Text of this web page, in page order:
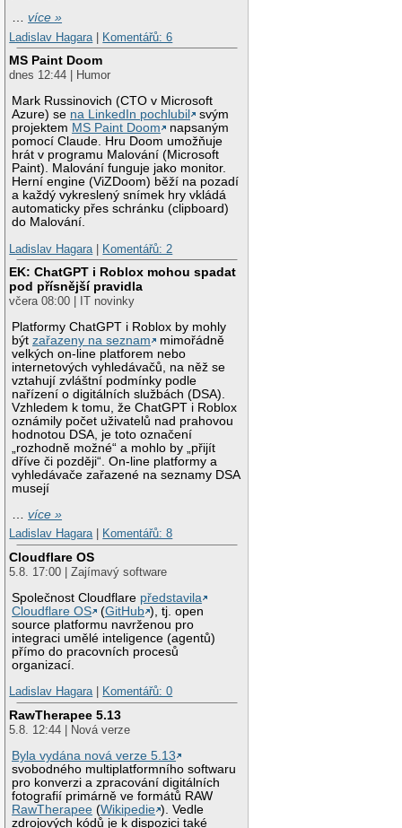
…více »
Ladislav Hagara
Komentářů: 6
MS Paint Doom
dnes 12:44 | Humor
Mark Russinovich (CTO v Microsoft
Azure) se na LinkedIn pochlubil
svým
projektem MS Paint Doom
napsaným
pomocí Claude. Hru Doom umožňuje
hrát v programu Malování (Microsoft
Paint). Malování funguje jako monitor.
Herní engine (ViZDoom) běží na pozadí
a každý vykreslený snímek hry vkládá
automaticky přes schránku (clipboard)
do Malování.
Ladislav Hagara
Komentářů: 2
EK: ChatGPT i Roblox mohou spadat
pod přísnější pravidla
včera 08:00 | IT novinky
Platformy ChatGPT i Roblox by mohly
býtzařazeny na seznam
mimořádně
velkých on-line platforem nebo
internetových vyhledávačů, na něž se
vztahují zvláštní podmínky podle
nařízení o digitálních službách (DSA).
Vzhledem k tomu, že ChatGPT i Roblox
oznámily počet uživatelů nad prahovou
hodnotou DSA, je toto označení
„rozhodně možné“ a mohlo by „přijít
dříve či později“. On-line platformy a
vyhledávače zařazené na seznamy DSA
musejí
…více »
Ladislav Hagara| Komentářů: 8
Cloudflare OS
5.8. 17:00 | Zajímavý software
Společnost Cloudflare představila
Cloudflare OS
(GitHub ), tj. open
source platformu navrženou pro
integraci umělé inteligence (agentů)
přímo do pracovních procesů
organizací.
Ladislav Hagara| Komentářů: 0
RawTherapee 5.13
5.8. 12:44 | Nová verze
Byla vydána nová verze 5.13
svobodného multiplatformního softwaru
pro konverzi a zpracování digitálních
fotografií primárně ve formátů RAW
RawTherapee (Wikipedie ). Vedle
zdrojových kódů je k dispozici také